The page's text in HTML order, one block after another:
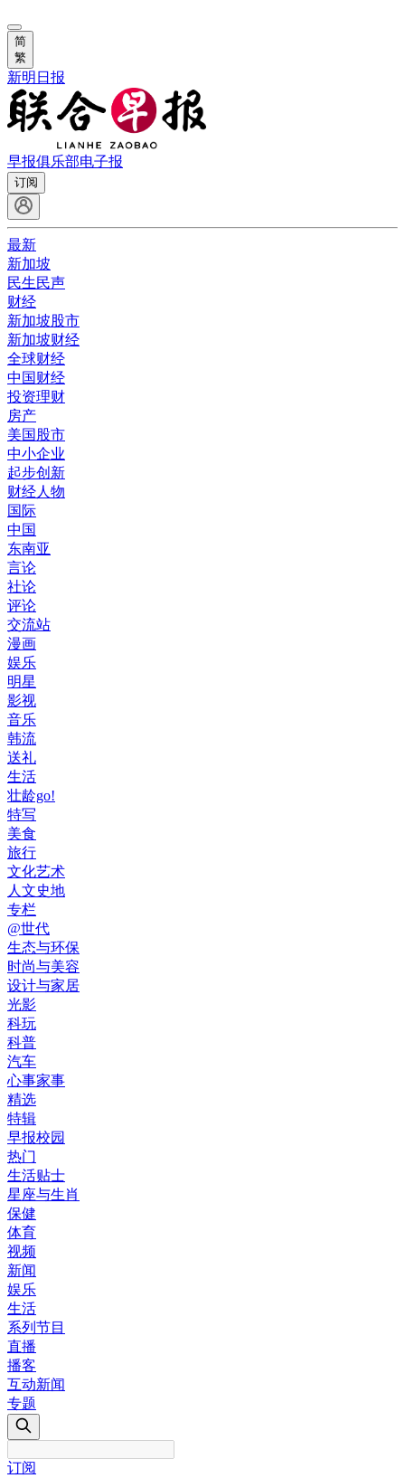
简
繁
新明日报
早报俱乐部电子报
订阅
最新
新加坡
民生民声
财经
新加坡股市
新加坡财经
全球财经
中国财经
投资理财
房产
美国股市
中小企业
起步创新
财经人物
国际
中国
东南亚
言论
社论
评论
交流站
漫画
娱乐
明星
影视
音乐
韩流
送礼
生活
壮龄go!
特写
美食
旅行
文化艺术
人文史地
专栏
@世代
生态与环保
时尚与美容
设计与家居
光影
科玩
科普
汽车
心事家事
精选
特辑
早报校园
热门
生活贴士
星座与生肖
保健
体育
视频
新闻
娱乐
生活
系列节目
直播
播客
互动新闻
专题
订阅